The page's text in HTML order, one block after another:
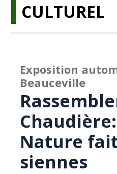
CULTUREL
Exposition
Beauceville
Nature
siennes